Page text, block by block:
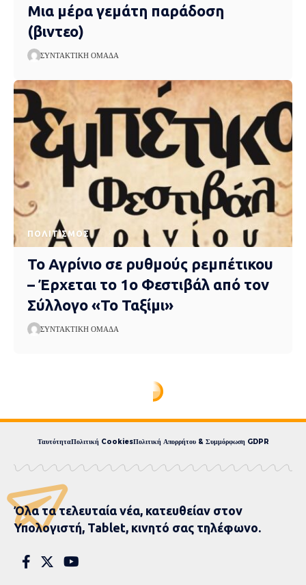
Μια μέρα γεμάτη παράδοση
(βιντεο)
ΣΥΝΤΑΚΤΙΚΉ ΟΜΆΔΑ
ΠΟΛΙΤΙΣΜΌΣ
Το Αγρίνιο σε ρυθμούς ρεμπέτικου
– Έρχεται το 1ο Φεστιβάλ από τον
Σύλλογο «Το Ταξίμι»
ΣΥΝΤΑΚΤΙΚΉ ΟΜΆΔΑ
ΤαυτότηταΠολιτική CookiesΠολιτική Απορρήτου & Συμμόρφωση GDPR
Όλα τα τελευταία νέα, κατευθείαν στον
Υπολογιστή, Tablet, κινητό σας τηλέφωνο.